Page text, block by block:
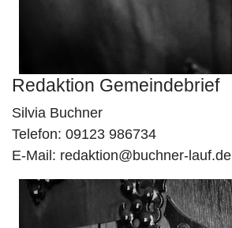
Redaktion Gemeindebrief
Silvia Buchner
Telefon: 09123 986734
E-Mail: redaktion@buchner-lauf.de